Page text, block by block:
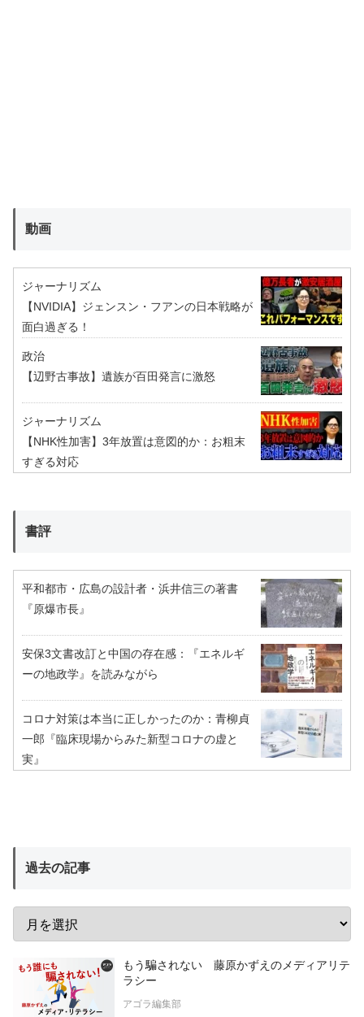
動画
ジャーナリズム
【NVIDIA】ジェンスン・フアンの日本戦略が
面白過ぎる！
政治
【辺野古事故】遺族が百田発言に激怒
ジャーナリズム
【NHK性加害】3年放置は意図的か：お粗末
すぎる対応
書評
平和都市・広島の設計者・浜井信三の著書
『原爆市長』
安保3文書改訂と中国の存在感：『エネルギ
ーの地政学』を読みながら
コロナ対策は本当に正しかったのか：青柳貞
一郎『臨床現場からみた新型コロナの虚と
実』
過去の記事
もう騙されない 藤原かずえのメディアリテ
ラシー
アゴラ編集部